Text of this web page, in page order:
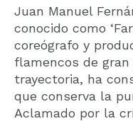
Juan Manuel
conocido como
coreógrafo y
flamencos de
trayectoria, ha
que conserva la
Aclamado por la